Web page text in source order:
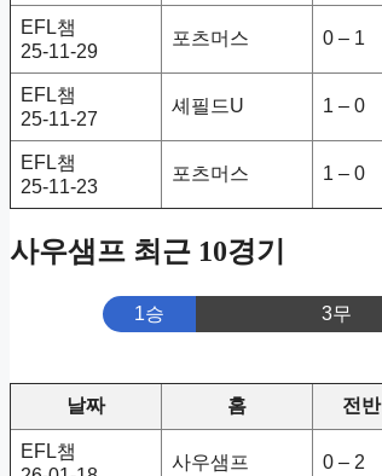
EFL챔
25-11-29
포츠머스 0 – 1
EFL챔
25-11-27
셰필드U 1 – 0
EFL챔
25-11-23
포츠머스 1 – 0
사우샘프 최근 10경기
1승 3무
날짜 홈 전반
EFL챔
사우샘프 0 – 2